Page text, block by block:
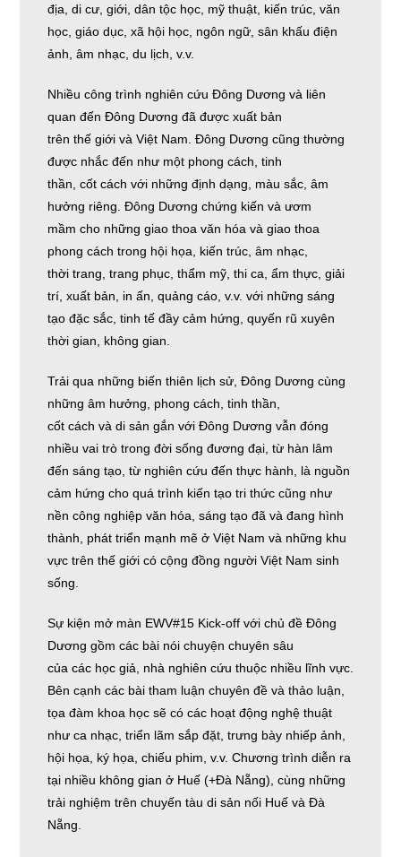
địa, di cư, giới, dân tộc học, mỹ thuật, kiến trúc, văn
học, giáo dục, xã hội học, ngôn ngữ, sân khấu điện
ảnh, âm nhạc, du lịch, v.v.
Nhiều công trình nghiên cứu Đông Dương và liên
quan đến Đông Dương đã được xuất bản
trên thế giới và Việt Nam. Đông Dương cũng thường
được nhắc đến như một phong cách, tinh
thần, cốt cách với những định dạng, màu sắc, âm
hưởng riêng. Đông Dương chứng kiến và ươm
mầm cho những giao thoa văn hóa và giao thoa
phong cách trong hội họa, kiến trúc, âm nhạc,
thời trang, trang phục, thẩm mỹ, thi ca, ẩm thực, giải
trí, xuất bản, in ấn, quảng cáo, v.v. với những sáng
tạo đặc sắc, tinh tế đầy cảm hứng, quyến rũ xuyên
thời gian, không gian.
Trải qua những biến thiên lịch sử, Đông Dương cùng
những âm hưởng, phong cách, tinh thần,
cốt cách và di sản gắn với Đông Dương vẫn đóng
nhiều vai trò trong đời sống đương đại, từ hàn lâm
đến sáng tạo, từ nghiên cứu đến thực hành, là nguồn
cảm hứng cho quá trình kiến tạo tri thức cũng như
nền công nghiệp văn hóa, sáng tạo đã và đang hình
thành, phát triển mạnh mẽ ở Việt Nam và những khu
vực trên thế giới có cộng đồng người Việt Nam sinh
sống.
Sự kiện mở màn EWV#15 Kick-off với chủ đề Đông
Dương gồm các bài nói chuyện chuyên sâu
của các học giả, nhà nghiên cứu thuộc nhiều lĩnh vực.
Bên cạnh các bài tham luận chuyên đề và thảo luận,
tọa đàm khoa học sẽ có các hoạt động nghệ thuật
như ca nhạc, triển lãm sắp đặt, trưng bày nhiếp ảnh,
hội họa, ký họa, chiếu phim, v.v. Chương trình diễn ra
tại nhiều không gian ở Huế (+Đà Nẵng), cùng những
trải nghiệm trên chuyến tàu di sản nối Huế và Đà
Nẵng.